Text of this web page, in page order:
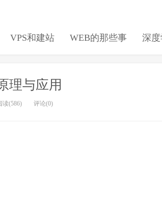
VPS和建站 WEB的那些事 深度
理与应用
读(586) 评论(0)